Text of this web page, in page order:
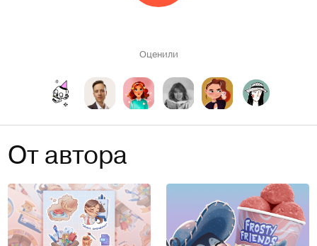
Оценили
От автора